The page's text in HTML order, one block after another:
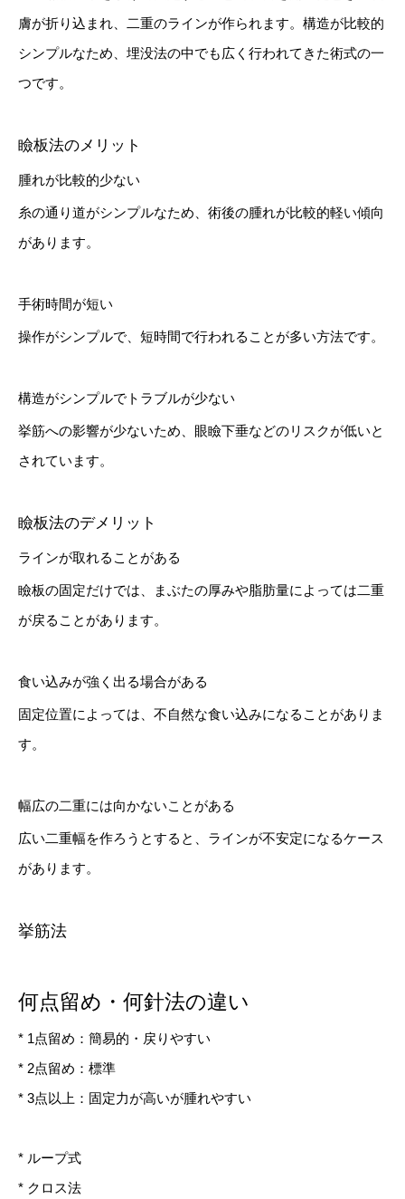
膚が折り込まれ、二重のラインが作られます。構造が比較的
シンプルなため、埋没法の中でも広く行われてきた術式の一
つです。
瞼板法のメリット
腫れが比較的少ない
糸の通り道がシンプルなため、術後の腫れが比較的軽い傾向
があります。
手術時間が短い
操作がシンプルで、短時間で行われることが多い方法です。
構造がシンプルでトラブルが少ない
挙筋への影響が少ないため、眼瞼下垂などのリスクが低いと
されています。
瞼板法のデメリット
ラインが取れることがある
瞼板の固定だけでは、まぶたの厚みや脂肪量によっては二重
が戻ることがあります。
食い込みが強く出る場合がある
固定位置によっては、不自然な食い込みになることがありま
す。
幅広の二重には向かないことがある
広い二重幅を作ろうとすると、ラインが不安定になるケース
があります。
挙筋法
何点留め・何針法の違い
* 1点留め：簡易的・戻りやすい
* 2点留め：標準
* 3点以上：固定力が高いが腫れやすい
* ループ式
* クロス法